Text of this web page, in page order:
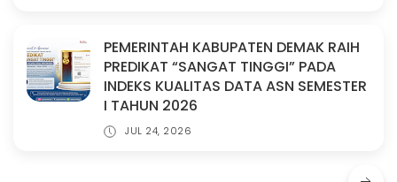
PEMERINTAH KABUPATEN DEMAK RAIH
PREDIKAT “SANGAT TINGGI” PADA
INDEKS KUALITAS DATA ASN SEMESTER
I TAHUN 2026
JUL 24, 2026